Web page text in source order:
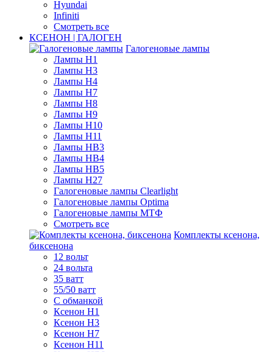
Hyundai
Infiniti
Смотреть все
КСЕНОН | ГАЛОГЕН
Галогеновые лампы
Лампы H1
Лампы H3
Лампы H4
Лампы H7
Лампы H8
Лампы H9
Лампы H10
Лампы H11
Лампы HB3
Лампы HB4
Лампы HB5
Лампы H27
Галогеновые лампы Clearlight
Галогеновые лампы Optima
Галогеновые лампы МТФ
Смотреть все
Комплекты ксенона,
биксенона
12 вольт
24 вольта
35 ватт
55/50 ватт
С обманкой
Ксенон H1
Ксенон H3
Ксенон H7
Ксенон H11